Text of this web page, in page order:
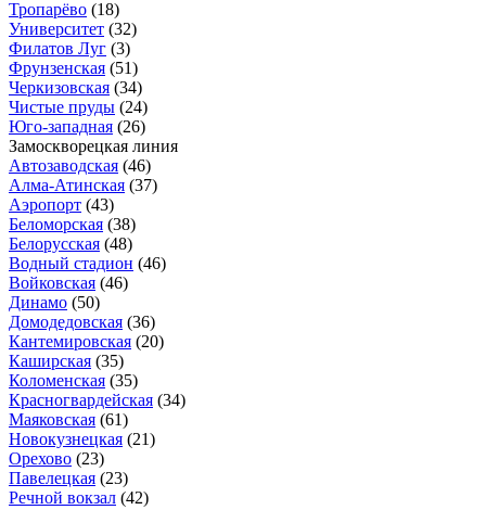
Тропарёво (18)
Университет (32)
Филатов Луг (3)
Фрунзенская (51)
Черкизовская (34)
Чистые пруды (24)
Юго-западная (26)
Замоскворецкая линия
Автозаводская (46)
Алма-Атинская (37)
Аэропорт (43)
Беломорская (38)
Белорусская (48)
Водный стадион (46)
Войковская (46)
Динамо (50)
Домодедовская (36)
Кантемировская (20)
Каширская (35)
Коломенская (35)
Красногвардейская (34)
Маяковская (61)
Новокузнецкая (21)
Орехово (23)
Павелецкая (23)
Речной вокзал (42)